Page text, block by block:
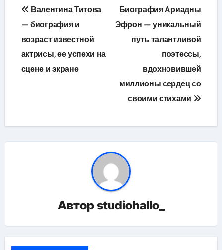
Навигация
по
записям
Валентина Титова
— биография и
возраст известной
актрисы, ее успехи на
сцене и экране
Биография Ариадны
Эфрон — уникальный
путь талантливой
поэтессы,
вдохновившей
миллионы сердец со
своими стихами
Авторstudiohallo_